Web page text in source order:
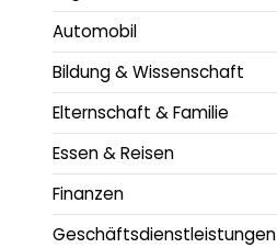
Automobil
Bildung & Wissenschaft
Elternschaft & Familie
Essen & Reisen
Finanzen
Geschäftsdienstleistungen